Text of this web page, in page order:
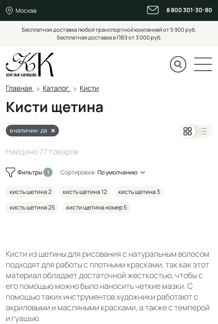
Москва 8 800 301-30-80
Бесплатная доставка любой транспортной компанией от 5 900 руб.
Бесплатная доставка в ПВЗ от 3 000 руб.
Главная Каталог Кисти
Кисти щетина
в наличии: да
Найдено 77 товаров
Фильтры Сортировка:По умолчанию
кисть щетина 2 кисть щетина 12
кисть щетина 3
кисть щетина 25
кисти щетина номер 5
Кисти из щетины для рисования с натуральным волосом
подходят для работы с плотными красками, так как этот
материал обладает достаточной жесткостью, чтобы с
его помощью можно было наносить четкие мазки. С
помощью таких инструментов художники работают с
акриловыми и масляными красками, а также с темперой
и гуашью.